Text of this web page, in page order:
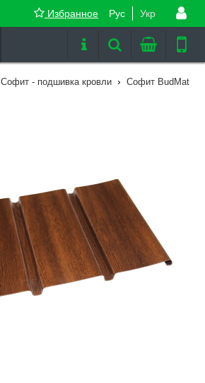
Рус Укр
Избранное
Софит - подшивка кровли › Софит BudMat